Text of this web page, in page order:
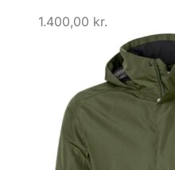
1.400,00 kr.